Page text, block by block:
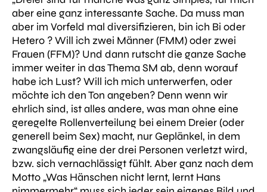
aber eine ganz interessante Sache. Da muss man
aber im Vorfeld mal diversifizieren, bin ich Bi oder
Hetero ? Will ich zwei Männer (FMM) oder zwei
Frauen (FFM)? Und dann rutscht die ganze Sache
immer weiter in das Thema SM ab, denn worauf
habe ich Lust? Will ich mich unterwerfen, oder
möchte ich den Ton angeben? Denn wenn wir
ehrlich sind, ist alles andere, was man ohne eine
geregelte Rollenverteilung bei einem Dreier (oder
generell beim Sex) macht, nur Geplänkel, in dem
zwangsläufig eine der drei Personen verletzt wird,
bzw. sich vernachlässigt fühlt. Aber ganz nach dem
Motto „Was Hänschen nicht lernt, lernt Hans